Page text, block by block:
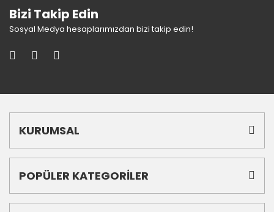
Bizi Takip Edin
Sosyal Medya hesaplarımızdan bizi takip edin!
KURUMSAL
POPÜLER KATEGORİLER